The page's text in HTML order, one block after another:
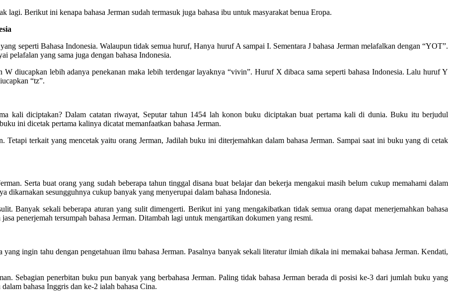
Berikut ini kenapa bahasa Jerman sudah termasuk juga bahasa ibu untuk masyarakat benua Eropa.
seperti Bahasa Indonesia. Walaupun tidak semua huruf, Hanya huruf A sampai I. Sementara J bahasa Jerman melafalkan dengan “YOT”.
pelafalan yang sama juga dengan bahasa Indonesia.
diucapkan lebih adanya penekanan maka lebih terdengar layaknya “vivin”. Huruf X dibaca sama seperti bahasa Indonesia. Lalu huruf Y
“tz”.
kali diciptakan? Dalam catatan riwayat, Seputar tahun 1454 lah konon buku diciptakan buat pertama kali di dunia. Buku itu berjudul
ini dicetak pertama kalinya dicatat memanfaatkan bahasa Jerman.
Tetapi terkait yang mencetak yaitu orang Jerman, Jadilah buku ini diterjemahkan dalam bahasa Jerman. Sampai saat ini buku yang di cetak
Serta buat orang yang sudah beberapa tahun tinggal disana buat belajar dan bekerja mengakui masih belum cukup memahami dalam
dikarnakan sesungguhnya cukup banyak yang menyerupai dalam bahasa Indonesia.
Banyak sekali beberapa aturan yang sulit dimengerti. Berikut ini yang mengakibatkan tidak semua orang dapat menerjemahkan bahasa
penerjemah tersumpah bahasa Jerman. Ditambah lagi untuk mengartikan dokumen yang resmi.
ingin tahu dengan pengetahuan ilmu bahasa Jerman. Pasalnya banyak sekali literatur ilmiah dikala ini memakai bahasa Jerman. Kendati,
Sebagian penerbitan buku pun banyak yang berbahasa Jerman. Paling tidak bahasa Jerman berada di posisi ke-3 dari jumlah buku yang
bahasa Inggris dan ke-2 ialah bahasa Cina.